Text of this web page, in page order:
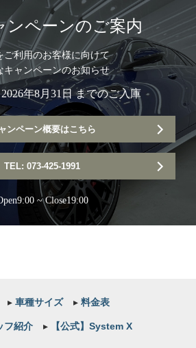
ンペーンのご案内
ご利用のお客様に向けて
キャンペーンのお知らせ
年8月31日 までのご入庫
ンペーン概要はこちら
TEL: 073-425-1991
~ Close19:00
▸車種サイズ ▸料金表
フ紹介 ▸【公式】System X